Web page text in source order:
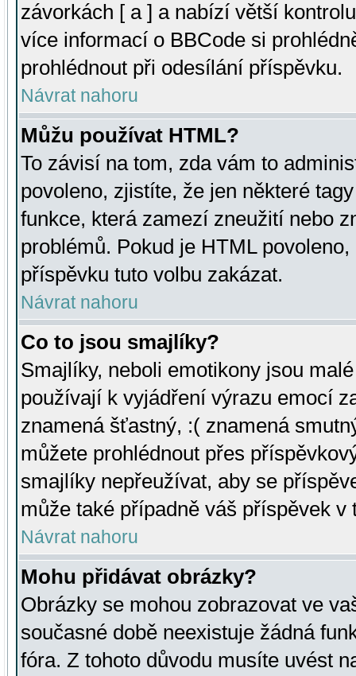
závorkách [ a ] a nabízí větší
více informací o BBCode si
prohlédnout při odesílání příspěvku.
Návrat nahoru
Můžu používat HTML?
To závisí na tom, zda vám to
povoleno, zjistíte, že jen některé
funkce, která zamezí zneužití nebo
problémů. Pokud je HTML
příspěvku tuto volbu zakázat.
Návrat nahoru
Co to jsou smajlíky?
Smajlíky, neboli emotikony jsou
používají k vyjádření výrazu emocí
znamená šťastný, :( znamená
můžete prohlédnout přes
smajlíky nepřeužívat, aby se
může také případně váš příspěvek v
Návrat nahoru
Mohu přidávat obrázky?
Obrázky se mohou zobrazovat ve
současné době neexistuje žádná
fóra. Z tohoto důvodu musíte uvést